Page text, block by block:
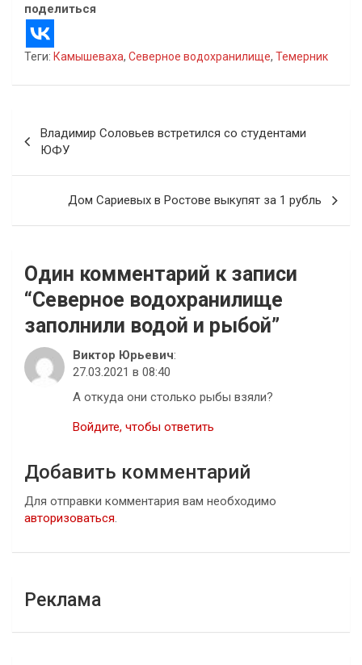
поделиться
Теги: Камышеваха, Северное водохранилище, Темерник
по
записям
Владимир Соловьев встретился со студентами
ЮФУ
Дом Сариевых в Ростове выкупят за 1 рубль
Один комментарий к записи
“Северное водохранилище
заполнили водой и рыбой”
Виктор Юрьевич:
27.03.2021 в 08:40
А откуда они столько рыбы взяли?
Войдите, чтобы ответить
Добавить комментарий
Для отправки комментария вам необходимо
авторизоваться.
Реклама